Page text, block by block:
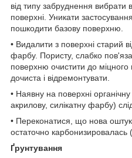
від типу забруднення вибрати
поверхні. Уникати
пошкодити базову поверхню.
• Видалити з поверхні старий
фарбу. Пористу, слабко
поверхню очистити до міцного
дочиста і відремонтувати.
• Наявну на поверхні
акрилову, силікатну фарбу)
• Переконатися, що нова
остаточно карбонизировалась
Ґрунтування